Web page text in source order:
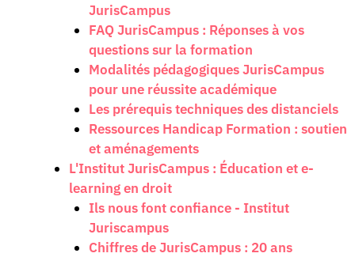
JurisCampus
FAQ JurisCampus : Réponses à vos
questions sur la formation
Modalités pédagogiques JurisCampus
pour une réussite académique
Les prérequis techniques des distanciels
Ressources Handicap Formation : soutien
et aménagements
L'Institut JurisCampus : Éducation et e-
learning en droit
Ils nous font confiance - Institut
Juriscampus
Chiffres de JurisCampus : 20 ans